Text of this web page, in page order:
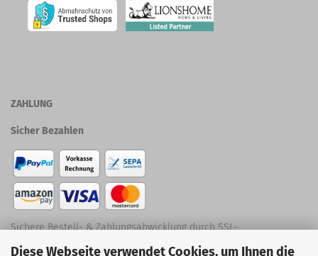
Diese Webseite verwendet Cookies, um Ihnen die
ZAHLUNG
Sicher Bezahlen
Sichere Bestell- & Zahlungsabwicklung durch SSL-
Verschlüsselung